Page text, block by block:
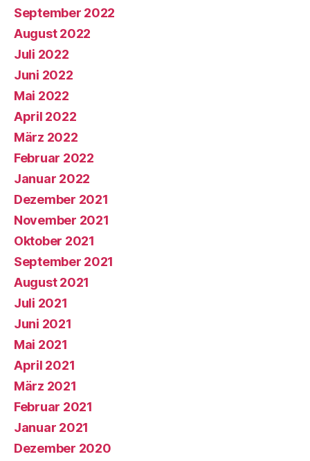
September 2022
August 2022
Juli 2022
Juni 2022
Mai 2022
April 2022
März 2022
Februar 2022
Januar 2022
Dezember 2021
November 2021
Oktober 2021
September 2021
August 2021
Juli 2021
Juni 2021
Mai 2021
April 2021
März 2021
Februar 2021
Januar 2021
Dezember 2020